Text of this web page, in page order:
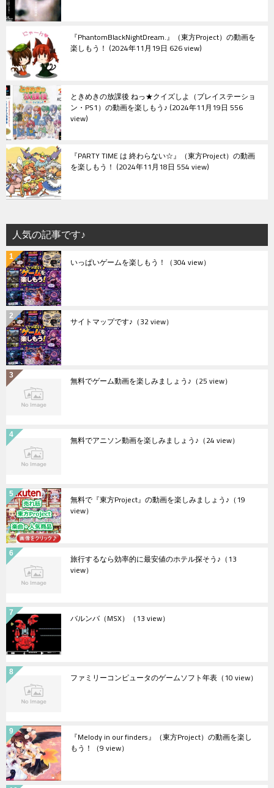
『PhantomBlackNightDream.』（東方Project）の動画を
楽しもう！ 2024年11月19日 626 view
ときめきの放課後 ねっ★クイズしよ（プレイステーショ
ン・PS1）の動画を楽しもう♪ 2024年11月19日 556
view
『PARTY TIME は 終わらない☆』（東方Project）の動画
を楽しもう！ 2024年11月18日 554 view
人気の記事です♪
いっぱいゲームを楽しもう！ （304 view）
サイトマップです♪ （32 view）
無料でゲーム動画を楽しみましょう♪ （25 view）
無料でアニソン動画を楽しみましょう♪ （24 view）
無料で『東方Project』の動画を楽しみましょう♪ （19
view）
旅行するなら効率的に最安値のホテル探そう♪ （13
view）
バルンバ（MSX） （13 view）
ファミリーコンピュータのゲームソフト年表 （10 view）
『Melody in our finders』（東方Project）の動画を楽し
もう！ （9 view）